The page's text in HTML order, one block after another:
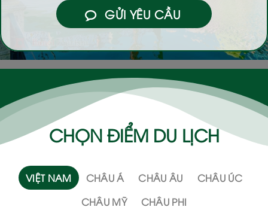
GỬI YÊU CẦU
CHỌN ĐIỂM DU LỊCH
VIỆT NAM CHÂU Á CHÂU ÂU
CHÂU ÚC
CHÂU MỸ
CHÂU PHI